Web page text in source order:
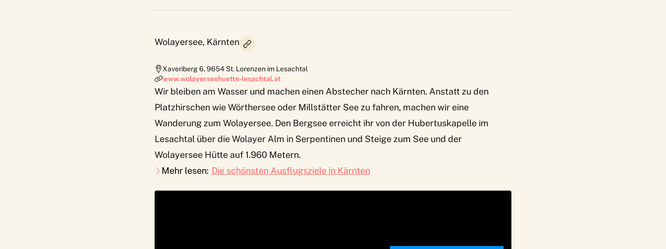
Wolayersee, Kärnten
Xaveriberg 6,9654 St. Lorenzen im Lesachtal
www.wolayerseehuette-lesachtal.at
Wir bleiben am Wasser und machen einen Abstecher nach Kärnten. Anstatt zu den
Platzhirschen wie Wörthersee oder Millstätter See zu fahren, machen wir eine
Wanderung zum Wolayersee. Den Bergsee erreicht ihr von der Hubertuskapelle im
Lesachtal über die Wolayer Alm in Serpentinen und Steige zum See und der
Wolayersee Hütte auf 1.960 Metern.
Mehr lesen: Die schönsten Ausflugsziele in Kärnten